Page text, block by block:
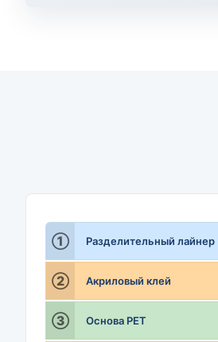
① Разделительный лайнер
② Акриловый клей
③ Основа PET